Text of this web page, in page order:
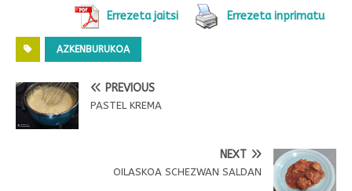
Errezeta jaitsi Errezeta inprimatu
AZKENBURUKOA
PREVIOUS
PASTEL KREMA
NEXT
OILASKOA SCHEZWAN SALDAN